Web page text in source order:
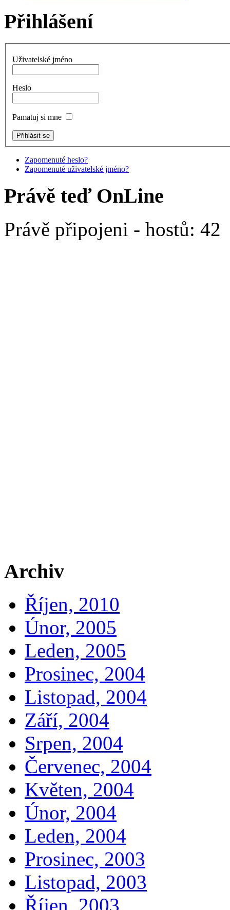
Přihlášení
Uživatelské jméno
Heslo
Pamatuj si mne
Zapomenuté heslo?
Zapomenuté uživatelské jméno?
Právě teď OnLine
Právě připojeni - hostů: 42
Archiv
Říjen, 2010
Únor, 2005
Leden, 2005
Prosinec, 2004
Listopad, 2004
Září, 2004
Srpen, 2004
Červenec, 2004
Květen, 2004
Únor, 2004
Leden, 2004
Prosinec, 2003
Listopad, 2003
Říjen, 2003